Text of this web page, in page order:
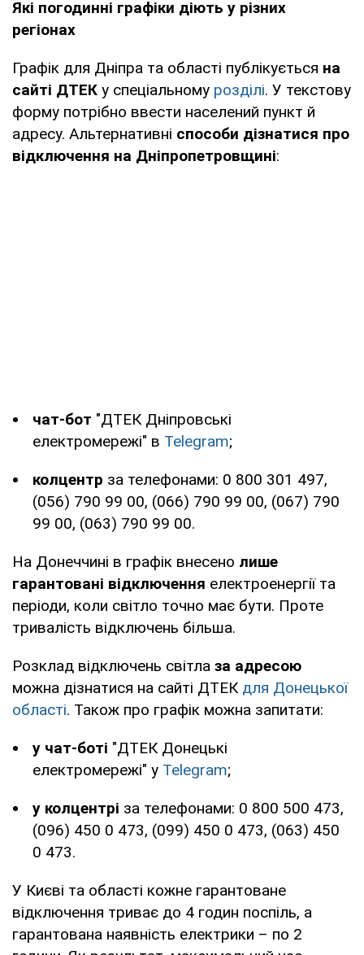
https://www.energy.mk.ua/grafik-
Одеса та
https://www.dtek-oem.com.ua/ua/
Полтава та
область
https://www.poe.pl.ua/files/gpv/
область
Харківська
область
Херсонська
область
особистому кабінеті)
Хмельницький
https://hoe.com.ua/shutdown/new
Черкаси та
область
https://cherkasyoblenergo.com/off
Чернівці та
область
https://oblenergo.cv.ua/shutdowns/
Чернігівська
область
https://chernihivoblenergo.com.ua/
Які погодинні графіки діють у різних
регіонах
Графік для Дніпра та області публікується на
сайті ДТЕК у спеціальному розділі. У текстову
форму потрібно ввести населений пункт й
адресу. Альтернативні способи дізнатися про
відключення на Дніпропетровщині:
чат-бот "ДТЕК Дніпровські
електромережі" в Telegram;
колцентр за телефонами: 0 800 301 497,
(056) 790 99 00, (066) 790 99 00, (067) 790
99 00, (063) 790 99 00.
На Донеччині в графік внесено лише
гарантовані відключення електроенергії та
періоди, коли світло точно має бути. Проте
тривалість відключень більша.
Розклад відключень світла за адресою
можна дізнатися на сайті ДТЕК для Донецької
області. Також про графік можна запитати:
у чат-боті "ДТЕК Донецькі
електромережі" у Telegram;
у колцентрі за телефонами: 0 800 500 473,
(096) 450 0 473, (099) 450 0 473, (063) 450
0 473.
У Києві та області кожне гарантоване
відключення триває до 4 годин поспіль, а
гарантована наявність електрики – по 2